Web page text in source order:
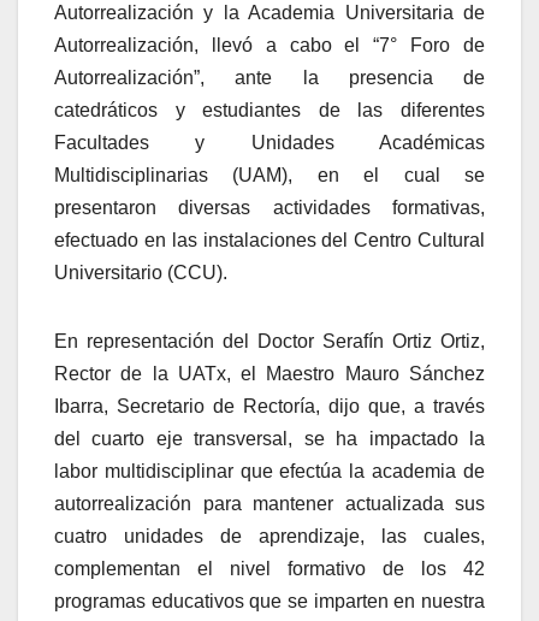
Autorrealización y la Academia Universitaria de
Autorrealización, llevó a cabo el “7° Foro de
Autorrealización”, ante la presencia de
catedráticos y estudiantes de las diferentes
Facultades y Unidades Académicas
Multidisciplinarias (UAM), en el cual se
presentaron diversas actividades formativas,
efectuado en las instalaciones del Centro Cultural
Universitario (CCU).
En representación del Doctor Serafín Ortiz Ortiz,
Rector de la UATx, el Maestro Mauro Sánchez
Ibarra, Secretario de Rectoría, dijo que, a través
del cuarto eje transversal, se ha impactado la
labor multidisciplinar que efectúa la academia de
autorrealización para mantener actualizada sus
cuatro unidades de aprendizaje, las cuales,
complementan el nivel formativo de los 42
programas educativos que se imparten en nuestra